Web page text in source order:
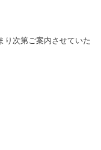
り次第ご案内させていた